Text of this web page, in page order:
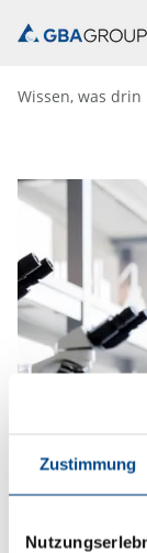
Zustimmung
Wissen, was drin
28.4.2022
Einmal